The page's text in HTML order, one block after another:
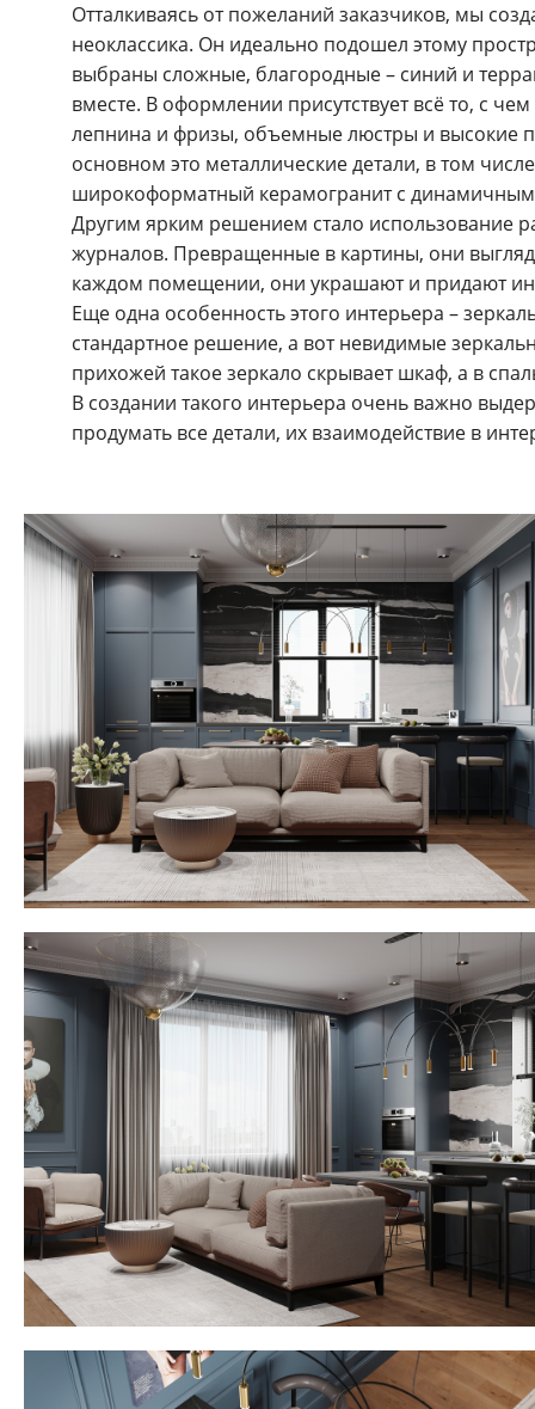
Отталкиваясь от пожеланий заказчиков, мы
неоклассика. Он идеально подошел этому
выбраны сложные, благородные – синий и
вместе. В оформлении присутствует всё то, с
лепнина и фризы, объемные люстры и высокие
основном это металлические детали, в том
широкоформатный керамогранит с динамичным
Другим ярким решением стало использование
журналов. Превращенные в картины, они
каждом помещении, они украшают и придают
Еще одна особенность этого интерьера –
стандартное решение, а вот невидимые
прихожей такое зеркало скрывает шкаф, а в
В создании такого интерьера очень важно
продумать все детали, их взаимодействие в